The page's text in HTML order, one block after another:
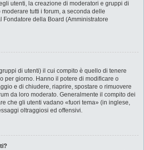
utenti, la creazione di moderatori e gruppi di
tutti i forum, a seconda delle
Fondatore della Board (Amministratore
di utenti) il cui compito è quello di tenere
per giorno. Hanno il potere di modificare o
e di chiudere, riaprire, spostare o rimuovere
da loro moderato. Generalmente il compito dei
che gli utenti vadano «fuori tema» (in inglese,
oltraggiosi ed offensivi.